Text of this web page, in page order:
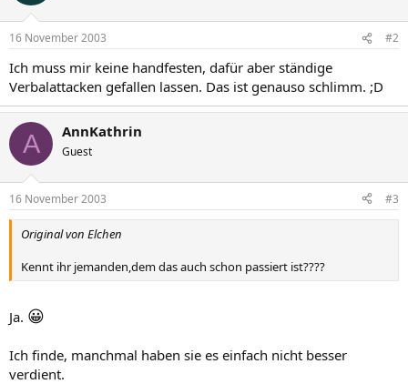
16 November 2003 #2
Ich muss mir keine handfesten, dafür aber ständige
Verbalattacken gefallen lassen. Das ist genauso schlimm. ;D
A AnnKathrin
Guest
16 November 2003 #3
Original von Elchen
Kennt ihr jemanden,dem das auch schon passiert ist????
Ja. 😀
Ich finde, manchmal haben sie es einfach nicht besser
verdient.